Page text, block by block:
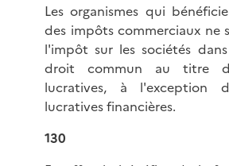
Les organismes qui
des impôts commerciaux ne
l'impôt sur les sociétés
droit commun au titre
lucratives, à l'exception
lucratives financières.
130